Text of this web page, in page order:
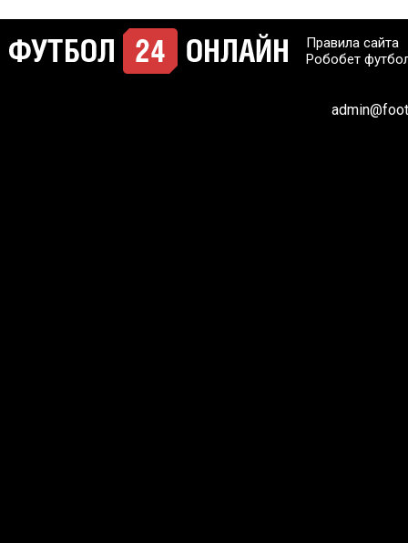
Правила сайта
Робобет